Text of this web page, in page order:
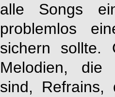
alle Songs
problemlos
sichern sollte.
Melodien, die
sind,